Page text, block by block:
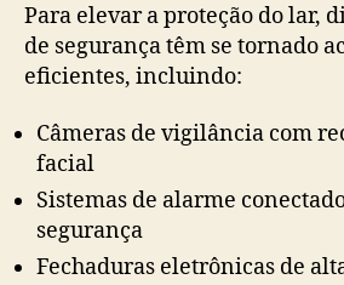
Para elevar a proteção do lar,
de segurança têm se tornado
eficientes, incluindo:
Câmeras de vigilância com
facial
Sistemas de alarme
segurança
Fechaduras eletrônicas de